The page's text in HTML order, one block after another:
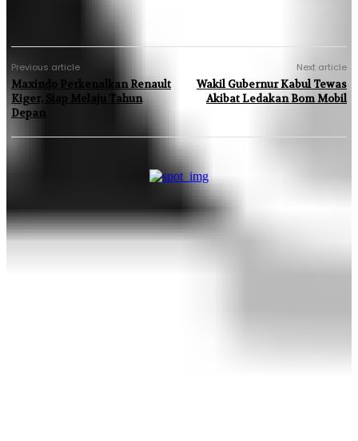
Previous article
Maxindo Perkenalkan Renault
Kiger, Siap Melaju Tahun
Depan
Next article
Wakil Gubernur Kabul Tewas
Akibat Ledakan Bom Mobil